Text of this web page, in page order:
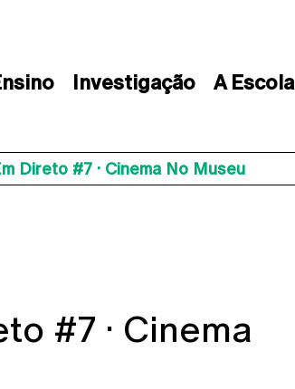
Investigação A Escola
Direto #7 · Cinema No Museu
#7 · Cinema